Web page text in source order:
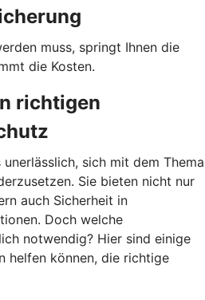
muss, springt Ihnen die
die Kosten.
richtigen
sich mit dem Thema
Sie bieten nicht nur
auch Sicherheit in
Doch welche
notwendig? Hier sind einige
helfen können, die richtige